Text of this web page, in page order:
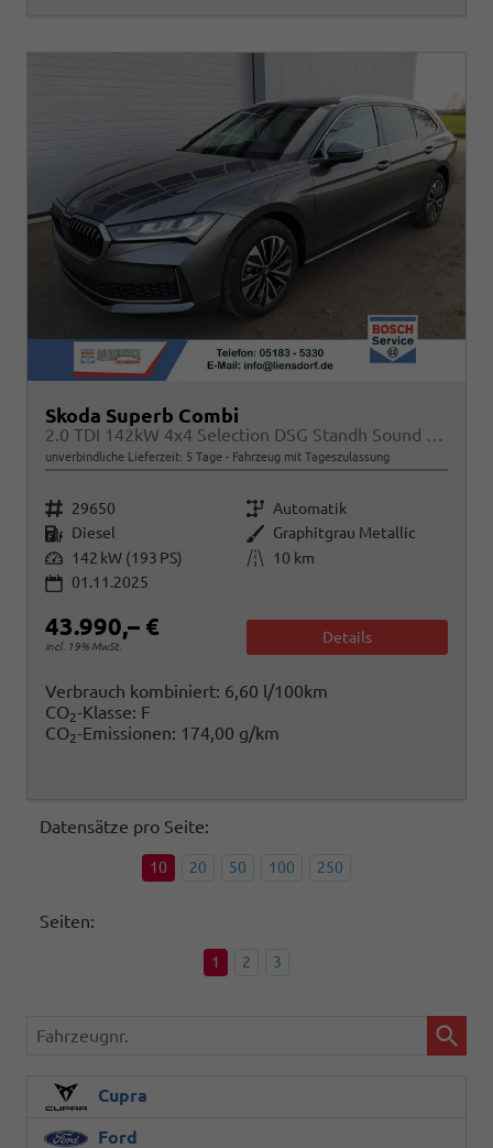
Skoda Superb Combi
2.0 TDI 142kW 4x4 Selection DSG Standh Sound AHK 360 Head Up Pano
unverbindliche Lieferzeit: 5 Tage Fahrzeug mit Tageszulassung
Fahrzeugnr. 29650 Getriebe Automatik
Kraftstoff Diesel Außenfarbe Graphitgrau Metallic
Leistung 142 kW (193 PS) Kilometerstand
10 km
01.11.2025
43.990,– €
incl. 19% MwSt.
Details
Verbrauch kombiniert: 6,60 l/100km
CO2-Klasse: F
CO2-Emissionen: 174,00 g/km
Datensätze pro Seite:
10 20 50 100 250
Seiten:
1 2 3
Fahrzeugnr.
Cupra
Ford